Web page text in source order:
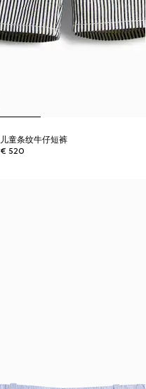
儿童条纹牛仔短裤
€ 520